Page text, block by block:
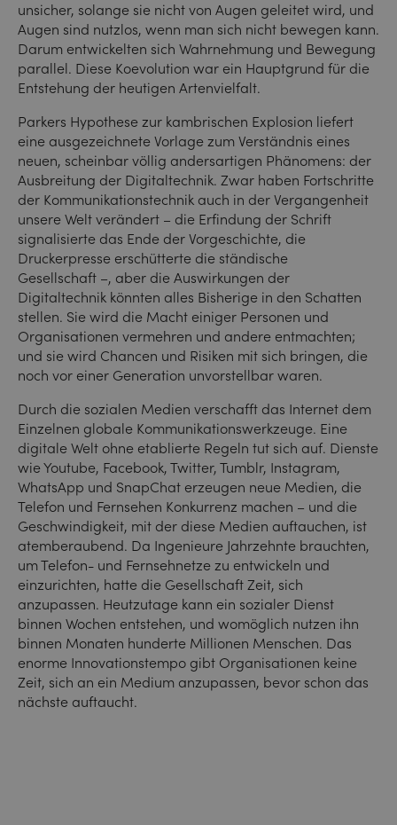
unsicher, solange sie nicht von Augen geleitet wird, und
Augen sind nutzlos, wenn man sich nicht bewegen kann.
Darum entwickelten sich Wahrnehmung und Bewegung
parallel. Diese Koevolution war ein Hauptgrund für die
Entstehung der heutigen Artenvielfalt.
Parkers Hypothese zur kambrischen Explosion liefert
eine ausgezeichnete Vorlage zum Verständnis eines
neuen, scheinbar völlig andersartigen Phänomens: der
Ausbreitung der Digitaltechnik. Zwar haben Fortschritte
der Kommunikationstechnik auch in der Vergangenheit
unsere Welt verändert – die Erfindung der Schrift
signalisierte das Ende der Vorgeschichte, die
Druckerpresse erschütterte die ständische
Gesellschaft –, aber die Auswirkungen der
Digitaltechnik könnten alles Bisherige in den Schatten
stellen. Sie wird die Macht einiger Personen und
Organisationen vermehren und andere entmachten;
und sie wird Chancen und Risiken mit sich bringen, die
noch vor einer Generation unvorstellbar waren.
Durch die sozialen Medien verschafft das Internet dem
Einzelnen globale Kommunikationswerkzeuge. Eine
digitale Welt ohne etablierte Regeln tut sich auf. Dienste
wie Youtube, Facebook, Twitter, Tumblr, Instagram,
WhatsApp und SnapChat erzeugen neue Medien, die
Telefon und Fernsehen Konkurrenz machen – und die
Geschwindigkeit, mit der diese Medien auftauchen, ist
atemberaubend. Da Ingenieure Jahrzehnte brauchten,
um Telefon- und Fernsehnetze zu entwickeln und
einzurichten, hatte die Gesellschaft Zeit, sich
anzupassen. Heutzutage kann ein sozialer Dienst
binnen Wochen entstehen, und womöglich nutzen ihn
binnen Monaten hunderte Millionen Menschen. Das
enorme Innovationstempo gibt Organisationen keine
Zeit, sich an ein Medium anzupassen, bevor schon das
nächste auftaucht.